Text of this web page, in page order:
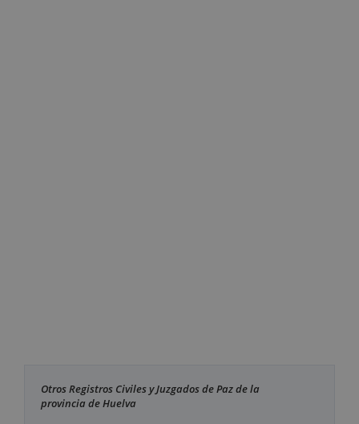
Otros Registros Civiles y Juzgados de Paz de la
provincia de Huelva